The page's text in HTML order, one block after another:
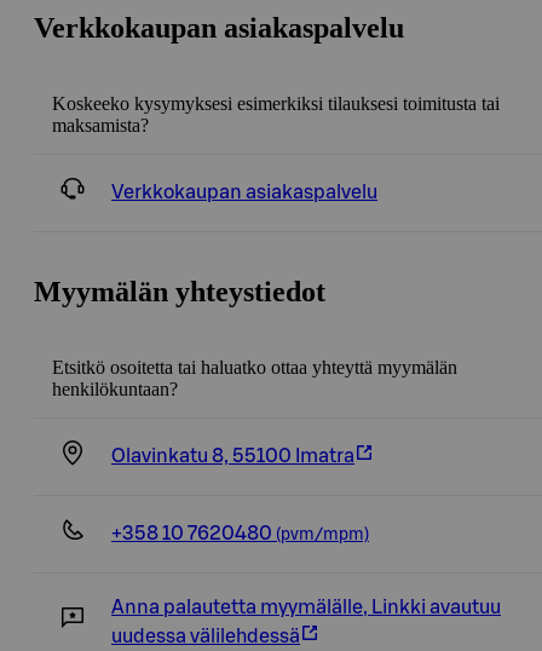
Verkkokaupan asiakaspalvelu
Koskeeko kysymyksesi esimerkiksi tilauksesi toimitusta tai
maksamista?
Verkkokaupan asiakaspalvelu
Myymälän yhteystiedot
Etsitkö osoitetta tai haluatko ottaa yhteyttä myymälän
henkilökuntaan?
Olavinkatu 8, 55100 Imatra
+358 10 7620480 (pvm/mpm)
Anna palautetta myymälälle, Linkki avautuu
uudessa välilehdessä